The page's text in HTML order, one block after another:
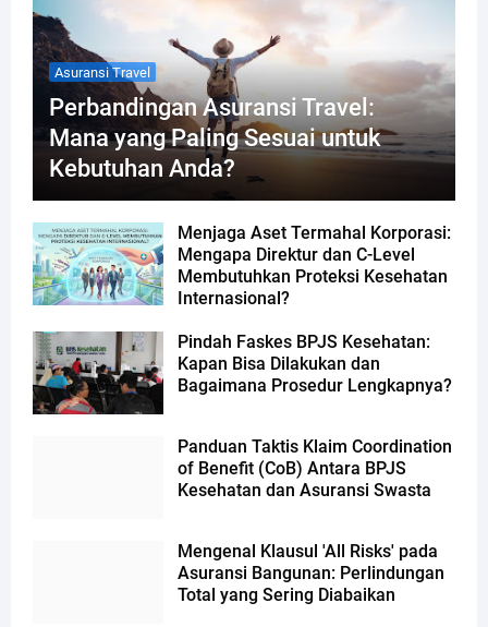
Asuransi Travel
Perbandingan Asuransi Travel:
Mana yang Paling Sesuai untuk
Kebutuhan Anda?
Menjaga Aset Termahal Korporasi:
Mengapa Direktur dan C-Level
Membutuhkan Proteksi Kesehatan
Internasional?
Pindah Faskes BPJS Kesehatan:
Kapan Bisa Dilakukan dan
Bagaimana Prosedur Lengkapnya?
Panduan Taktis Klaim Coordination
of Benefit (CoB) Antara BPJS
Kesehatan dan Asuransi Swasta
Mengenal Klausul 'All Risks' pada
Asuransi Bangunan: Perlindungan
Total yang Sering Diabaikan